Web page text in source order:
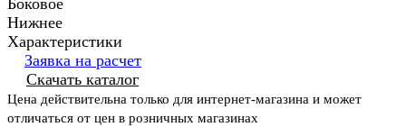
Боковое
Нижнее
Характеристики
Заявка на расчет
Скачать каталог
Цена действительна только для интернет-магазина и может
отличаться от цен в розничных магазинах